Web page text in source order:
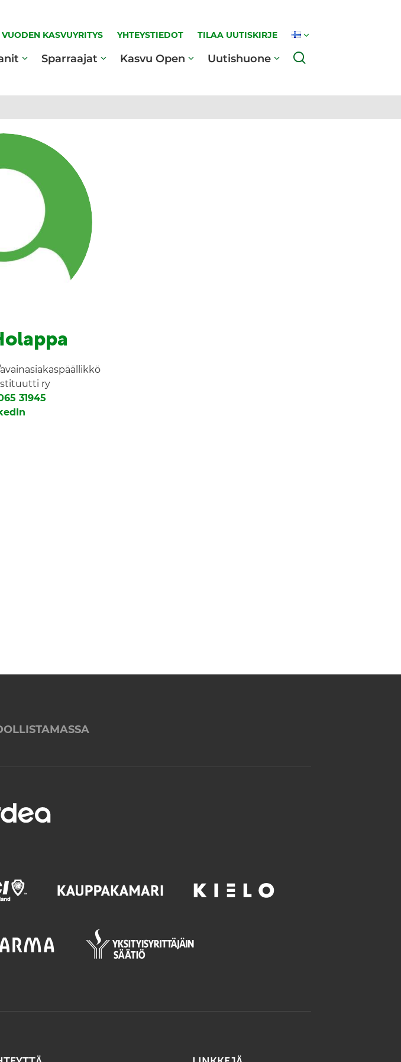
VUODEN KASVUYRITYS YHTEYSTIEDOT TILAA UUTISKIRJE
Sparraajat Kasvu Open Uutishuone
ry
31945